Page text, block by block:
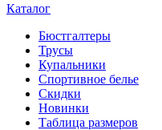
Каталог
Бюстгалтеры
Трусы
Купальники
Спортивное белье
Скидки
Новинки
Таблица размеров